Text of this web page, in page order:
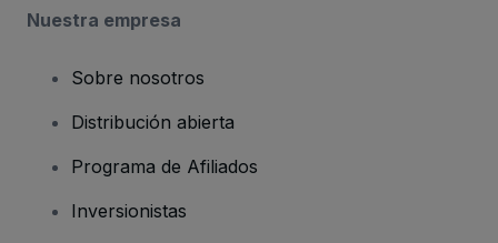
Nuestra empresa
Sobre nosotros
Distribución abierta
Programa de Afiliados
Inversionistas